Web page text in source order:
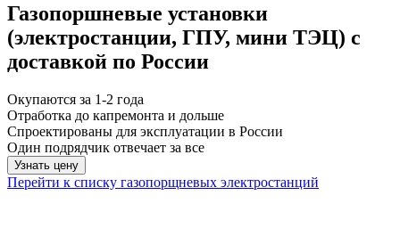
Газопоршневые установки
(электростанции, ГПУ, мини ТЭЦ) с
доставкой по России
Окупаются за 1-2 года
Отработка до капремонта и дольше
Спроектированы для эксплуатации в России
Один подрядчик отвечает за все
Узнать цену
Перейти к списку газопорщневых электростанций